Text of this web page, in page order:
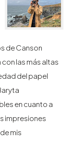
de Canson
las más altas
del papel
en cuanto a
impresiones
mis